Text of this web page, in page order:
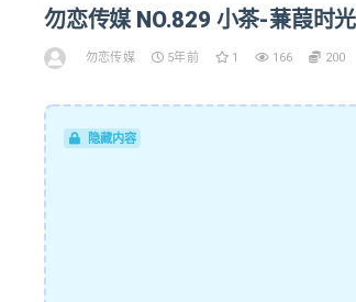
勿恋传媒 NO.829 小茶-蒹葭时
勿恋传媒 5年前 1 166 200
隐藏内容